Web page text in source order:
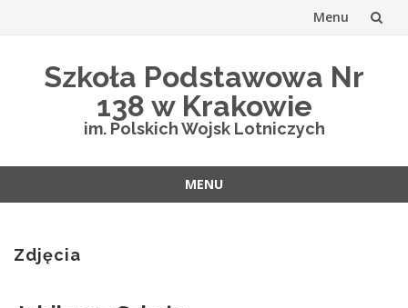
Menu
Szkoła Podstawowa Nr
138 w Krakowie
im. Polskich Wojsk Lotniczych
MENU
treściZdjęcia